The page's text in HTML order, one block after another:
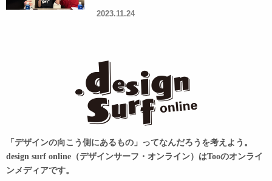
2023.11.24
「デザインの向こう側にあるもの」ってなんだろうを考えよう。
design surf online（デザインサーフ・オンライン）はTooのオンライ
ンメディアです。